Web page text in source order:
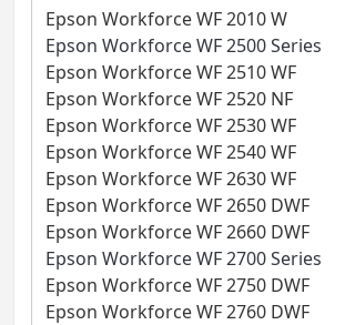
Epson Workforce WF 2010 W
Epson Workforce WF 2500 Series
Epson Workforce WF 2510 WF
Epson Workforce WF 2520 NF
Epson Workforce WF 2530 WF
Epson Workforce WF 2540 WF
Epson Workforce WF 2630 WF
Epson Workforce WF 2650 DWF
Epson Workforce WF 2660 DWF
Epson Workforce WF 2700 Series
Epson Workforce WF 2750 DWF
Epson Workforce WF 2760 DWF